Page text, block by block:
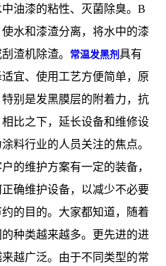
油漆的粘性、灭菌除臭。B
水和漆渣分离，将水中的漆
渣机除渣。
常温发黑剂 具有
宜、使用工艺方便简单，原
别是发黑膜层的附着力，抗
比之下，延长设备和维修设
料行业的人员关注的焦点。
的维护方案有一定的装备，
确维护设备，以减少不必要
的目的。大家都知道，随着
种类越来越多。更先进的进
越广泛。由于不同类型的常